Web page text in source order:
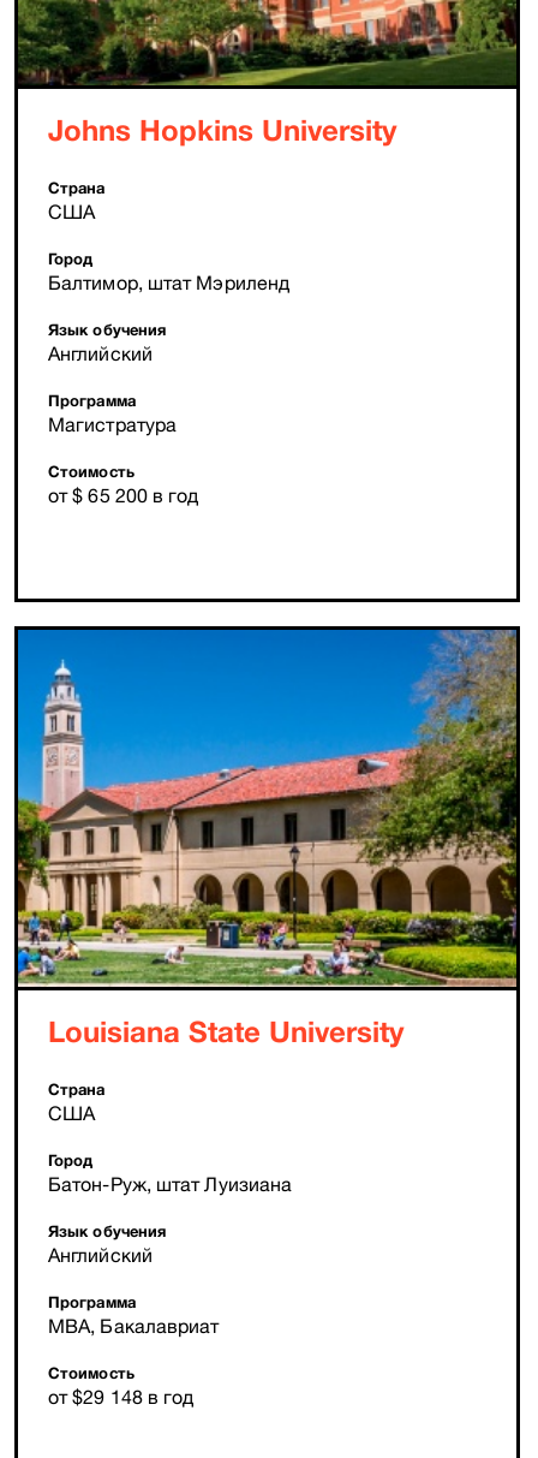
Johns Hopkins University
Страна
США
Город
Балтимор, штат Мэриленд
Язык обучения
Английский
Программа
Магистратура
Стоимость
от $ 65 200 в год
Louisiana State University
Страна
США
Город
Батон-Руж, штат Луизиана
Язык обучения
Английский
Программа
MBA, Бакалавриат
Стоимость
от $29 148 в год